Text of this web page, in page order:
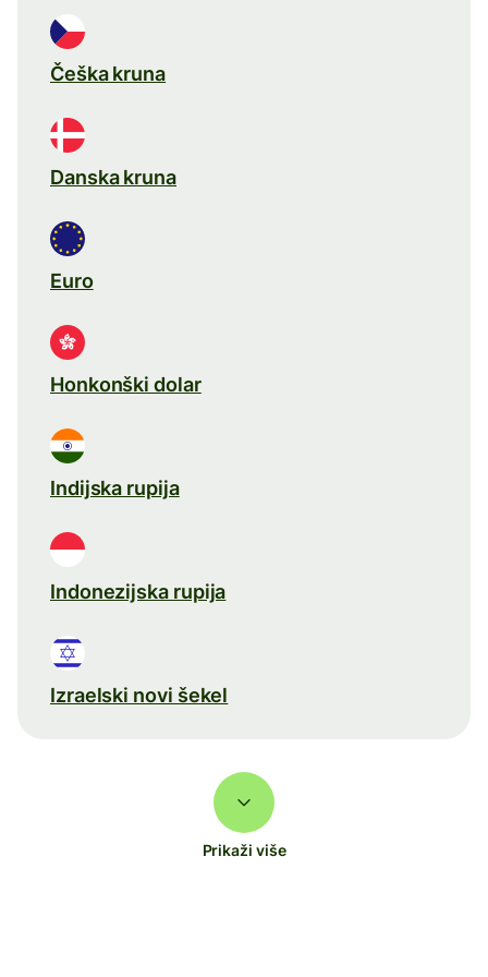
Češka kruna
Danska kruna
Euro
Honkonški dolar
Indijska rupija
Indonezijska rupija
Izraelski novi šekel
Prikaži više